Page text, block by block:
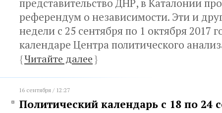
представительство ДНР, в Каталонии
референдум о независимости. Эти и
недели с 25 сентября по 1 октября 2017
календаре Центра политического
{Читайте далее}
16 сентября / 12:27
Политический календарь с 18 по 24